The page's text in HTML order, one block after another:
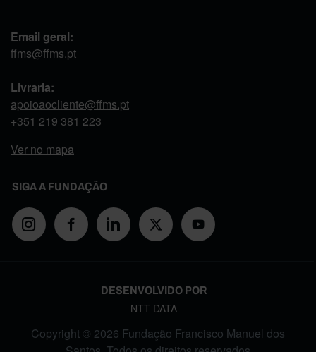
Email geral:
ffms@ffms.pt
Livraria:
apoioaocliente@ffms.pt
+351 219 381 223
Ver no mapa
SIGA A FUNDAÇÃO
DESENVOLVIDO POR
NTT DATA
Copyright © 2026 Fundação Francisco Manuel dos